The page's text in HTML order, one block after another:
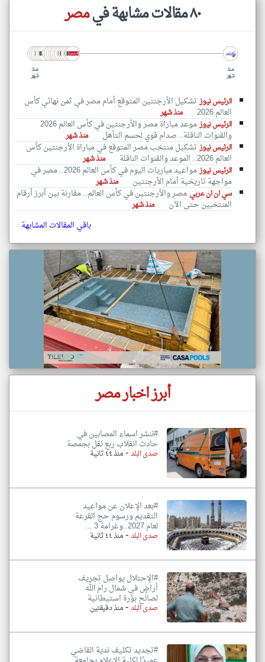
٨٠ مقالات مشابهة في مصر
منذ
شهر
منذ
شهر
الرئيس نيوز تشكيل الأرجنتين المتوقع أمام مصر في ثمن نهائي كأس
العالم 2026
منذ شهر
الرئيس نيوز
موعد مباراة مصر والأرجنتين في كأس العالم 2026
والقنوات الناقلة.. صدام قوي لحسم التأهل
منذ شهر
الرئيس نيوز تشكيل منتخب مصر المتوقع في مباراة الأرجنتين كأس
العالم 2026.. الموعد والقنوات الناقلة
منذ شهر
الرئيس نيوز
مواعيد مباريات اليوم في كأس العالم 2026.. مصر في
مواجهة تاريخية أمام الأرجنتين
منذ شهر
سي ان ان عربي مصر والأرجنتين في كأس العالم.. مقارنة بين أبرز أرقام
المنتخبين حتى الآن منذ شهر
باقي المقالات المشابهة
أبرز اخبار مصر
#ننشر اسماء المصابين في
حادث انقلاب ربع نقل بجمصة
صدى البلد-منذ ٤٤ ثانية
#بعد الإعلان عن مواعيد
التقديم ورسوم حج القرعة
لعام 2027..وغرامة 3 ...
صدى البلد-منذ ٤٤ ثانية
#الإحتلال يواصل تجريف
أراضٍ في شمال رام الله
لصالح بؤرة استيطانية
صدى البلد-منذ دقيقتين
#تجديد تكليف ندية القاضي